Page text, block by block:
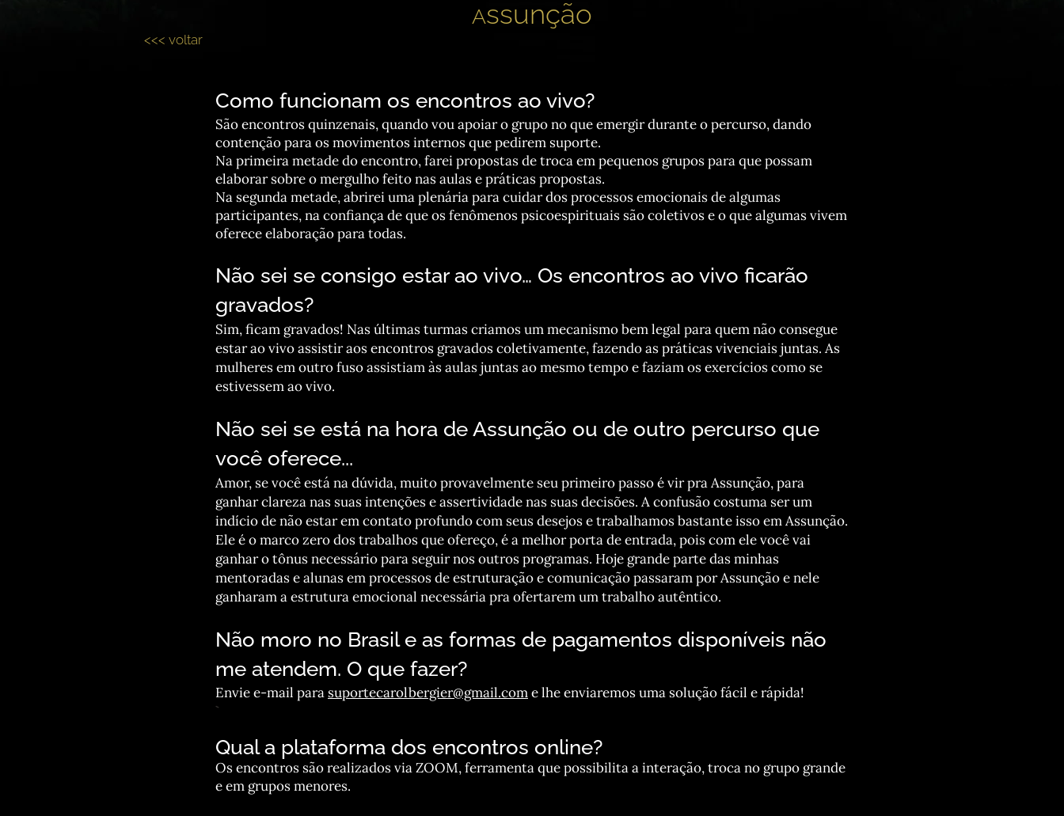
Assunção
<<< voltar
Como funcionam os encontros ao vivo?
São encontros quinzenais, quando vou apoiar o grupo no que emergir durante o percurso, dando
contenção para os movimentos internos que pedirem suporte.
Na primeira metade do encontro, farei propostas de troca em pequenos grupos para que possam
elaborar sobre o mergulho feito nas aulas e práticas propostas.
Na segunda metade, abrirei uma plenária para cuidar dos processos emocionais de algumas
participantes, na confiança de que os fenômenos psicoespirituais são coletivos e o que algumas vivem
oferece elaboração para todas.
Não sei se consigo estar ao vivo… Os encontros ao vivo ficarão
gravados?
Sim, ficam gravados! Nas últimas turmas criamos um mecanismo bem legal para quem não consegue
estar ao vivo assistir aos encontros gravados coletivamente, fazendo as práticas vivenciais juntas. As
mulheres em outro fuso assistiam às aulas juntas ao mesmo tempo e faziam os exercícios como se
estivessem ao vivo.
Não sei se está na hora de Assunção ou de outro percurso que
você oferece...
Amor, se você está na dúvida, muito provavelmente seu primeiro passo é vir pra Assunção, para
ganhar clareza nas suas intenções e assertividade nas suas decisões. A confusão costuma ser um
indício de não estar em contato profundo com seus desejos e trabalhamos bastante isso em Assunção.
Ele é o marco zero dos trabalhos que ofereço, é a melhor porta de entrada, pois com ele você vai
ganhar o tônus necessário para seguir nos outros programas. Hoje grande parte das minhas
mentoradas e alunas em processos de estruturação e comunicação passaram por Assunção e nele
ganharam a estrutura emocional necessária pra ofertarem um trabalho autêntico.
Não moro no Brasil e as formas de pagamentos disponíveis não
me atendem. O que fazer?
Envie e-mail para suportecarolbergier@gmail.come lhe enviaremos uma solução fácil e rápida!
Qual a plataforma dos encontros online?
Os encontros são realizados via ZOOM, ferramenta que possibilita a interação, troca no grupo grande
e em grupos menores.